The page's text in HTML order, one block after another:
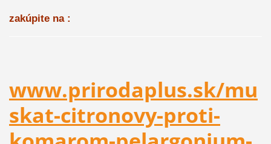
zakúpite na :
www.prirodaplus.sk/mu
skat-citronovy-proti-